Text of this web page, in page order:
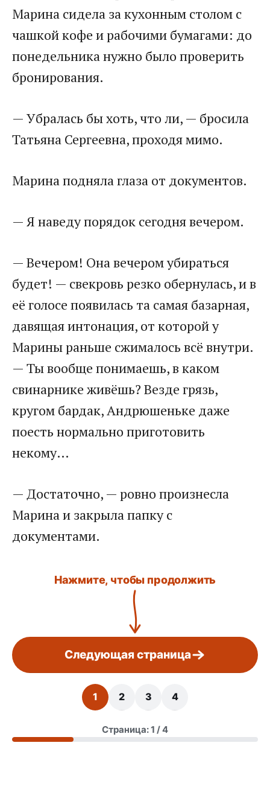
Марина сидела за кухонным столом с
чашкой кофе и рабочими бумагами: до
понедельника нужно было проверить
бронирования.
— Убралась бы хоть, что ли, — бросила
Татьяна Сергеевна, проходя мимо.
Марина подняла глаза от документов.
— Я наведу порядок сегодня вечером.
— Вечером! Она вечером убираться
будет! — свекровь резко обернулась, и в
её голосе появилась та самая базарная,
давящая интонация, от которой у
Марины раньше сжималось всё внутри.
— Ты вообще понимаешь, в каком
свинарнике живёшь? Везде грязь,
кругом бардак, Андрюшеньке даже
поесть нормально приготовить
некому…
— Достаточно, — ровно произнесла
Марина и закрыла папку с
документами.
Нажмите, чтобы продолжить
Следующая страница
1 2 3 4
Страница: 1 / 4